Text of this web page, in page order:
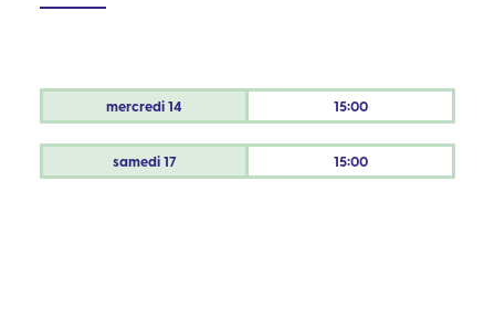
mercredi14 15:00
samedi17 15:00